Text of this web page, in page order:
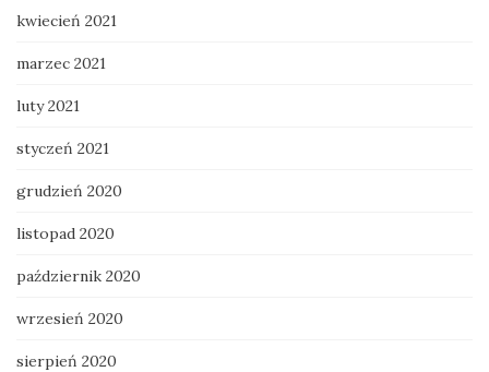
kwiecień 2021
marzec 2021
luty 2021
styczeń 2021
grudzień 2020
listopad 2020
październik 2020
wrzesień 2020
sierpień 2020